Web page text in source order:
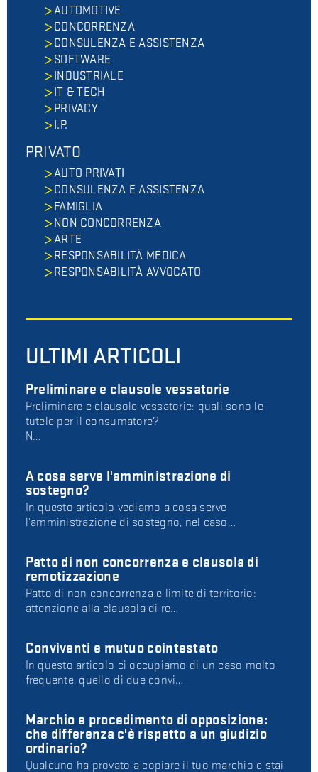
AUTOMOTIVE
CONCORRENZA
CONSULENZA E ASSISTENZA
SOFTWARE
INDUSTRIALE
IT & TECH
PRIVACY
I.P.
PRIVATO
AUTO PRIVATI
CONSULENZA E ASSISTENZA
FAMIGLIA
NON CONCORRENZA
ARTE
RESPONSABILITÀ MEDICA
RESPONSABILITÀ AVVOCATO
ULTIMI ARTICOLI
Preliminare e clausole vessatorie
Preliminare e clausole vessatorie: quali sono le
tutele per il consumatore?
N…
A cosa serve l'amministrazione di
sostegno?
In questo articolo vediamo a cosa serve
l'amministrazione di sostegno, nel caso…
Patto di non concorrenza e clausola di
remotizzazione
Patto di non concorrenza e limite di territorio:
attenzione alla clausola di re…
Conviventi e mutuo cointestato
In questo articolo ci occupiamo di un caso molto
frequente, quello di due convi…
Marchio e procedimento di opposizione:
che differenza c'è rispetto a un giudizio
ordinario?
Qualcuno ha provato a copiare il tuo marchio e stai